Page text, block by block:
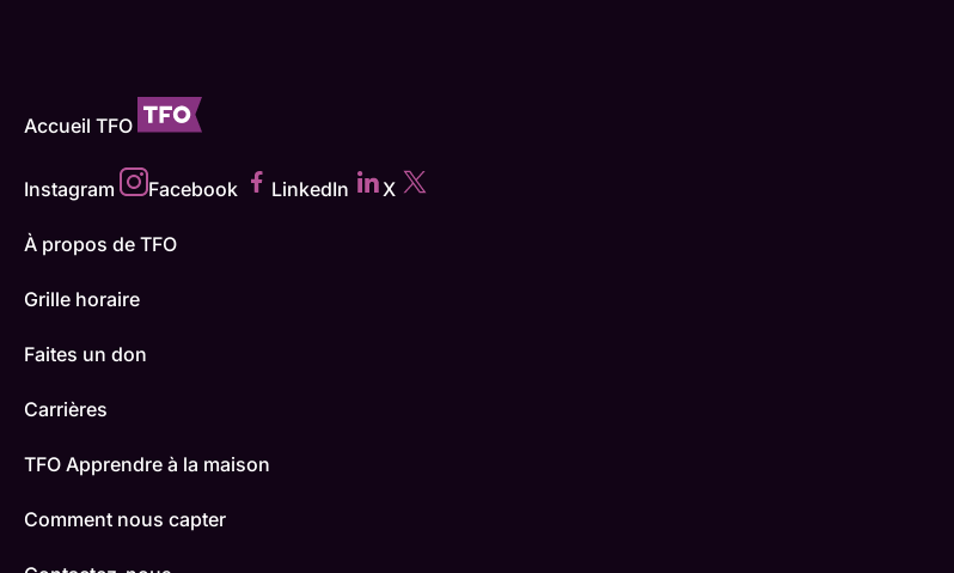
Accueil TFO
Instagram Facebook LinkedIn X
À propos de TFO
Grille horaire
Faites un don
Carrières
TFO Apprendre à la maison
Comment nous capter